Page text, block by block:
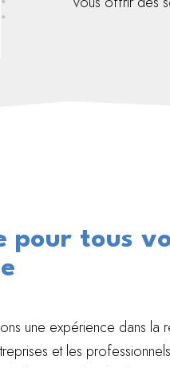
pour tous
une expérience dans la
et les